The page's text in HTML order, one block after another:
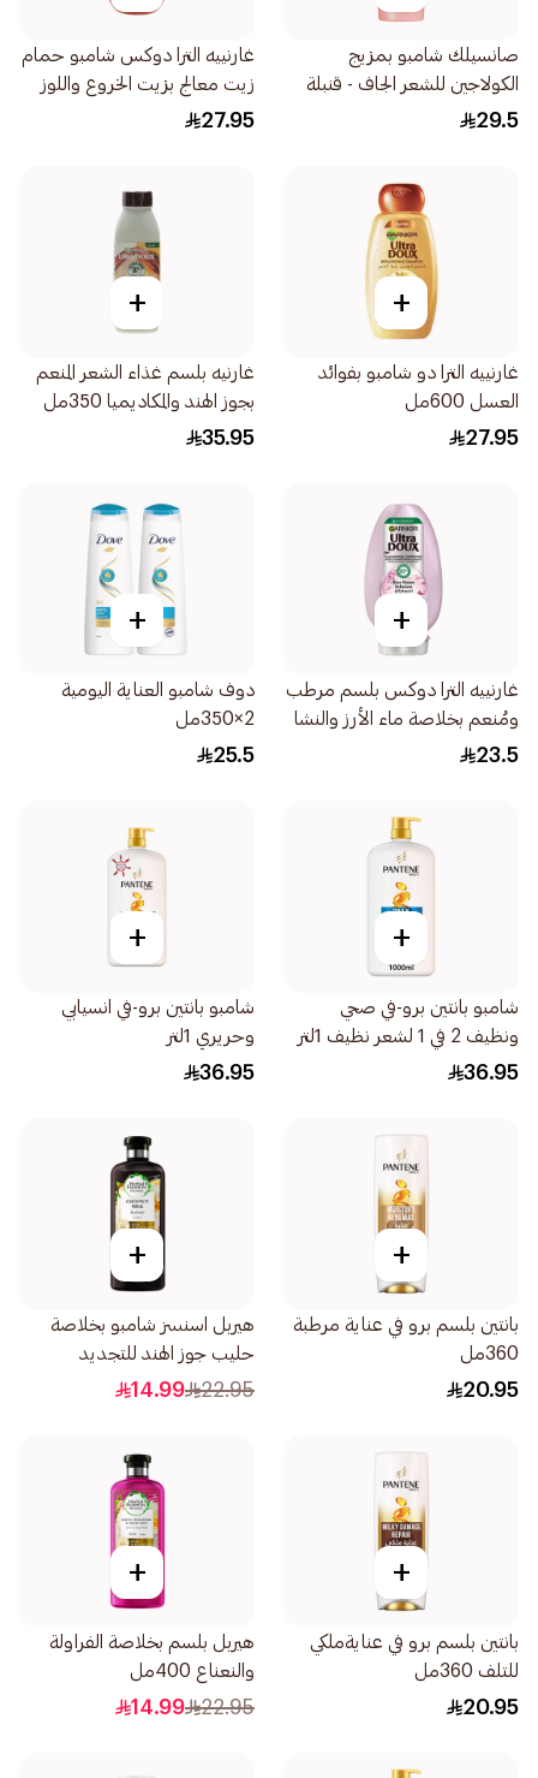
صانسيلك شامبو بمزيج
الكولاجين للشعر الجاف - قنبلة
ترطيب بحجم 350مل
29.5
غارنييه الترا دوكس شامبو حمام
زيت معالج بزيت الخروع واللوز
600مل
27.95
+
غارنييه الترا دو شامبو بفوائد
العسل 600مل
27.95
+
غارنيه بلسم غذاء الشعر المنعم
بجوز الهند والمكاديميا 350مل
35.95
+
غارنييه الترا دوكس بلسم مرطب
ومُنعم بخلاصة ماء الأرز والنشا
360مل
23.5
+
دوف شامبو العناية اليومية
2×350مل
25.5
+
شامبو بانتين برو-في صحي
ونظيف 2 في 1 لشعر نظيف 1لتر
36.95
+
شامبو بانتين برو-في انسيابي
وحريري 1لتر
36.95
+
بانتين بلسم برو في عناية مرطبة
360مل
20.95
+
هيربل اسنسز شامبو بخلاصة
حليب جوز الهند للتجديد
والترطيب 400مل
22.95
14.99
+
بانتين بلسم برو في عنايةملكي
للتلف 360مل
20.95
+
هيربل بلسم بخلاصة الفراولة
والنعناع 400مل
22.95
14.99